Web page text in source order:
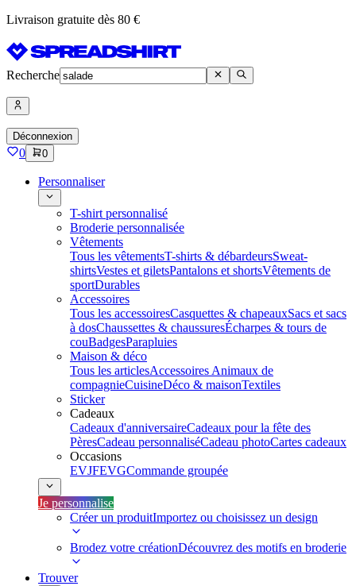
Livraison gratuite dès 80 €
Recherche
Déconnexion
0 0
Personnaliser
T-shirt personnalisé
Broderie personnalisée
Vêtements
Tous les vêtementsT-shirts & débardeursSweat-
shirtsVestes et giletsPantalons et shortsVêtements de
sportDurables
Accessoires
Tous les accessoiresCasquettes & chapeauxSacs et sacs
à dosChaussettes & chaussuresÉcharpes & tours de
couBadgesParapluies
Maison & déco
Tous les articlesAccessoires Animaux de
compagnieCuisineDéco & maisonTextiles
Sticker
Cadeaux
Cadeaux d'anniversaireCadeaux pour la fête des
PèresCadeau personnaliséCadeau photoCartes cadeaux
Occasions
EVJFEVGCommande groupée
Je personnalise
Créer un produitImportez ou choisissez un design
Brodez votre créationDécouvrez des motifs en broderie
Trouver